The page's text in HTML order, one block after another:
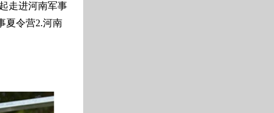
走进河南军事
夏令营2.河南